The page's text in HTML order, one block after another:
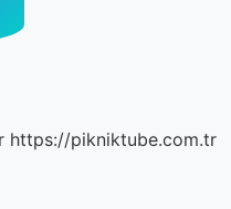
https://pikniktube.com.tr